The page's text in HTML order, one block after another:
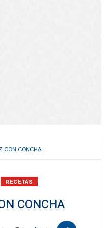
CON CONCHA
RECETAS
CONCHA